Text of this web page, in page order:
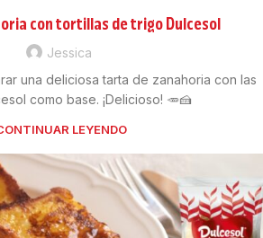
con tortillas de trigo Dulcesol
Jessica
una deliciosa tarta de zanahoria con las
como base. ¡Delicioso! 🥕🍰
LEYENDO